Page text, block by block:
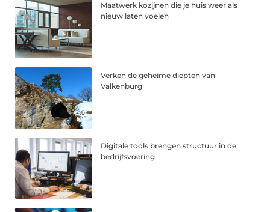
Maatwerk kozijnen die je huis weer als
nieuw laten voelen
Verken de geheime diepten van
Valkenburg
Digitale tools brengen structuur in de
bedrijfsvoering